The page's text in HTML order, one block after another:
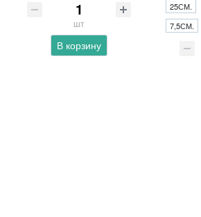
шт
В корзину
25СМ.
7,5СМ.